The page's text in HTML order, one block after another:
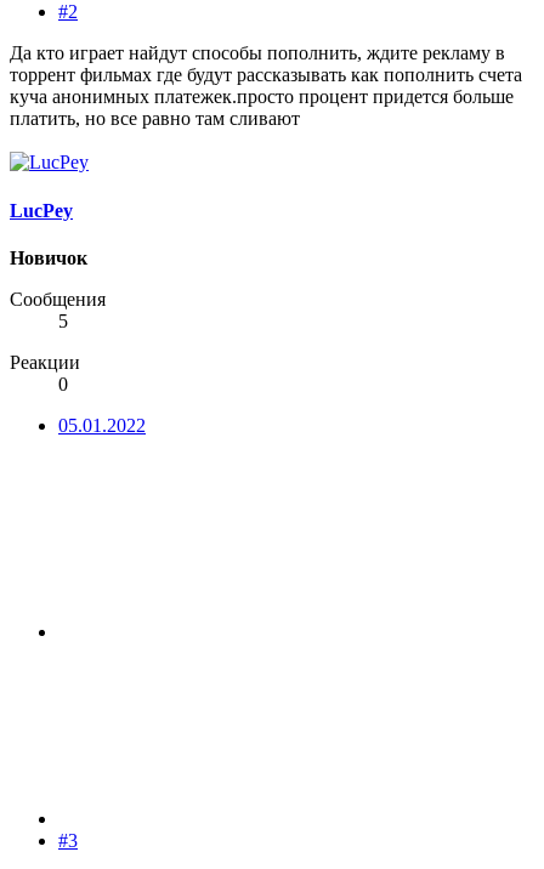
#2
Да кто играет найдут способы пополнить, ждите рекламу в
торрент фильмах где будут рассказывать как пополнить счета
куча анонимных платежек.просто процент придется больше
платить, но все равно там сливают
LucPey
Новичок
Сообщения
5
Реакции
0
05.01.2022
#3